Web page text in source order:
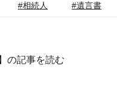
#相続人 #遺言書
の記事を読む